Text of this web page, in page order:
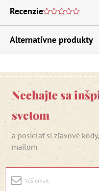
Recenzie
Alternatívne produkty
Nechajte sa
svetom
a posielať si zľavové
mailom